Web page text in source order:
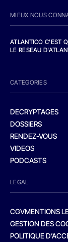
MIEUX NOUS
ATLANTICO C'EST
LE RESEAU
CATEGORIES
DECRYPTAGES
DOSSIERS
RENDEZ-VOUS
VIDEOS
PODCASTS
LEGAL
CGVMENTIONS
GESTION DES
POLITIQUE